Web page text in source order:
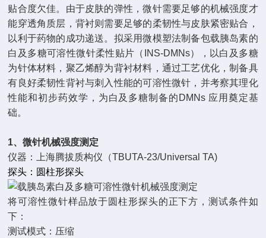
贴合度欠佳。由于皮肤的弹性，微针需要足够的机械强度才
能穿透角质层，背衬则需要足够的柔韧性与皮肤紧密贴合，
以利于药物的成功递送。拟采用微模塑法制备包载胰岛素的
白及多糖可溶性微针柔性贴片（INS-DMNs），以白及多糖
为针体材料，聚乙烯醇为背衬材料，通过工艺优化，制备具
有良好柔韧性背衬与刺入性能的可溶性微针，并考察其理化
性能和初步药效学，为白及多糖制备的DMNs 应用奠定基
础。
1、微针机械强度测定
仪器：上海腾拔质构仪（TBUTA-23/Universal TA)
探头：圆柱形探头
将可溶性微针样品放于圆柱形探头的正下方，测试条件如
下：
测试模式：压缩